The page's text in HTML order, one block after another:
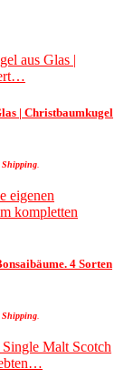
| Christbaumkugel
4 Sorten